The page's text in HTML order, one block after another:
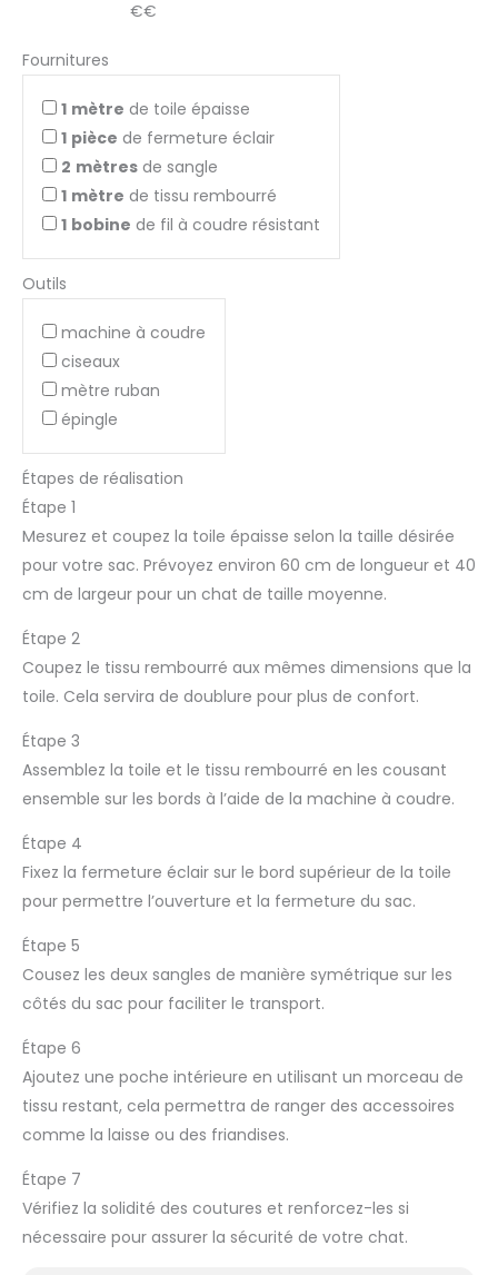
€€
Fournitures
1 mètre de toile épaisse
1 pièce de fermeture éclair
2 mètres de sangle
1 mètre de tissu rembourré
1 bobine de fil à coudre résistant
Outils
machine à coudre
ciseaux
mètre ruban
épingle
Étapes de réalisation
Étape 1
Mesurez et coupez la toile épaisse selon la taille désirée
pour votre sac. Prévoyez environ 60 cm de longueur et 40
cm de largeur pour un chat de taille moyenne.
Étape 2
Coupez le tissu rembourré aux mêmes dimensions que la
toile. Cela servira de doublure pour plus de confort.
Étape 3
Assemblez la toile et le tissu rembourré en les cousant
ensemble sur les bords à l’aide de la machine à coudre.
Étape 4
Fixez la fermeture éclair sur le bord supérieur de la toile
pour permettre l’ouverture et la fermeture du sac.
Étape 5
Cousez les deux sangles de manière symétrique sur les
côtés du sac pour faciliter le transport.
Étape 6
Ajoutez une poche intérieure en utilisant un morceau de
tissu restant, cela permettra de ranger des accessoires
comme la laisse ou des friandises.
Étape 7
Vérifiez la solidité des coutures et renforcez-les si
nécessaire pour assurer la sécurité de votre chat.